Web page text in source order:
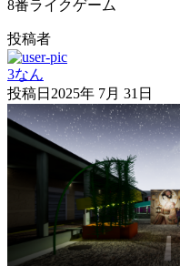
8番ライクゲーム
投稿者
3なん
投稿日 2025年 7月 31日